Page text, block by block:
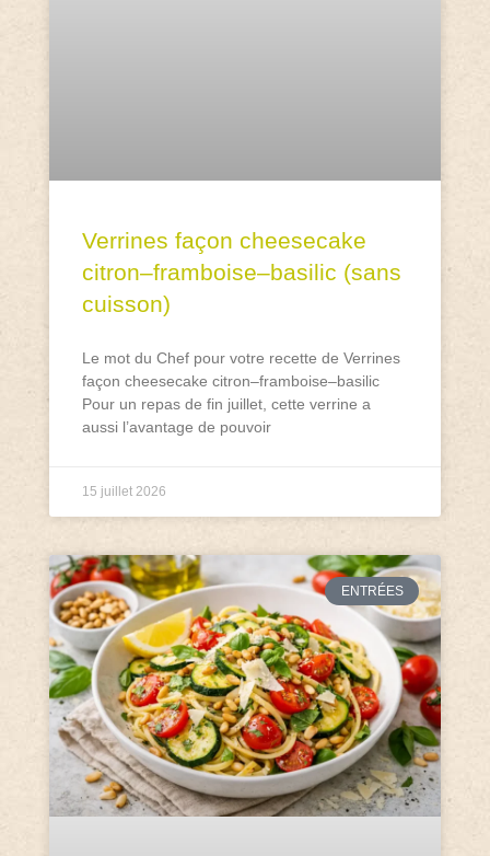
Verrines façon cheesecake
citron–framboise–basilic (sans
cuisson)
Le mot du Chef pour votre recette de Verrines
façon cheesecake citron–framboise–basilic
Pour un repas de fin juillet, cette verrine a
aussi l’avantage de pouvoir
15 juillet 2026
ENTRÉES